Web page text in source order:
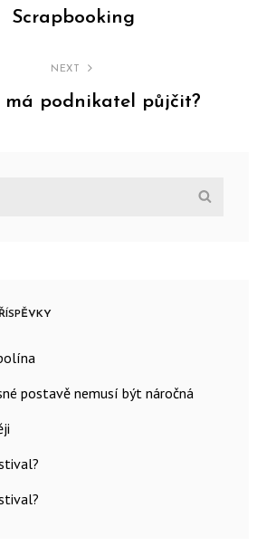
Scrapbooking
NEXT
má podnikatel půjčit?
postavě nemusí být náročná